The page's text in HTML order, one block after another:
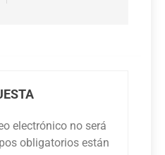
electrónico no será
obligatorios están